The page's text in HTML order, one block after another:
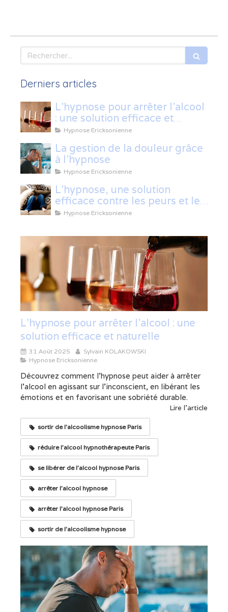
Rechercher
Derniers articles
L’hypnose pour arrêter l’alcool
: une solution efficace et
naturelle
Hypnose Ericksonienne
La gestion de la douleur grâce
à l'hypnose
Hypnose Ericksonienne
L'hypnose, une solution
efficace contre les peurs et les
phobies
Hypnose Ericksonienne
L’hypnose pour arrêter l’alcool : une
solution efficace et naturelle
31 Août 2025
Sylvain KOLAKOWSKI
Hypnose Ericksonienne
Découvrez comment l’hypnose peut aider à arrêter
l’alcool en agissant sur l’inconscient, en libérant les
émotions et en favorisant une sobriété durable.
Lire l'article
sortir de l'alcoolisme hypnose Paris
réduire l'alcool hypnothérapeute Paris
se libérer de l'alcool hypnose Paris
arrêter l'alcool hypnose
arrêter l'alcool hypnose Paris
sortir de l'alcoolisme hypnose